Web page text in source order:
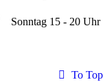
Sonntag 15 - 20 Uhr
To Top